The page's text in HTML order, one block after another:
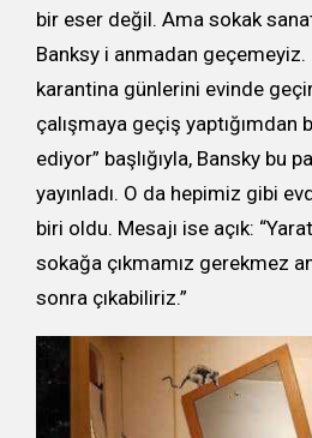
bir eser değil. Ama sokak
Banksy i anmadan
karantina günlerini evinde
çalışmaya geçiş yaptığımdan
ediyor” başlığıyla, Bansky bu
yayınladı. O da hepimiz gibi
biri oldu. Mesajı ise açık:
sokağa çıkmamız gerekmez
sonra çıkabiliriz.”